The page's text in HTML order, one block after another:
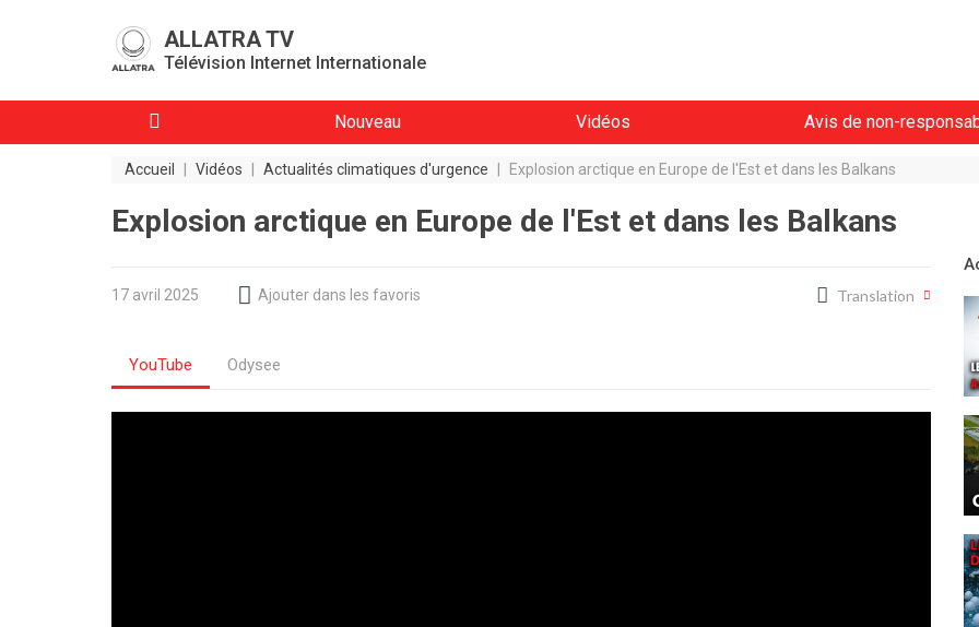
ALLATRA TV
Télévision Internet Internationale
Nouveau Vidéos Avis de non-
Accueil Vidéos Actualités climatiques d'urgence Explosion arctique en Europe de l'Est et dans les Balkans
Explosion arctique en Europe de l'Est et dans les Balkans
17 avril 2025 Ajouter dans les favoris Translation
YouTube Odysee